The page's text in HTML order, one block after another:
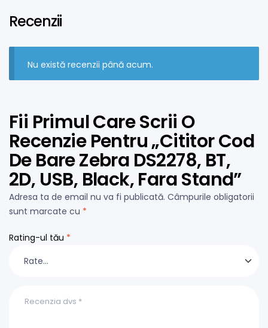
Recenzii
Nu există recenzii până acum.
Fii Primul Care Scrii O
Recenzie Pentru „Cititor Cod
De Bare Zebra DS2278, BT,
2D, USB, Black, Fara Stand”
Adresa ta de email nu va fi publicată. Câmpurile obligatorii
sunt marcate cu *
Rating-ul tău *